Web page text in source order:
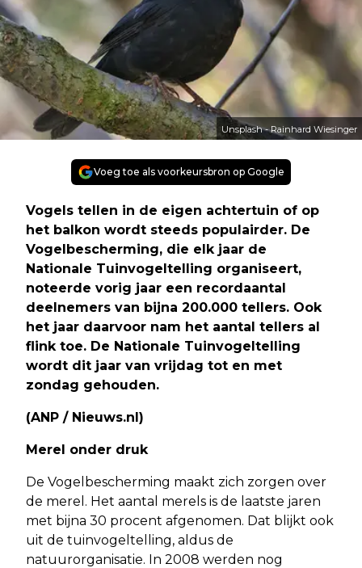
Unsplash - Rainhard Wiesinger
Voeg toe als voorkeursbron op Google
Vogels tellen in de eigen achtertuin of op
het balkon wordt steeds populairder. De
Vogelbescherming, die elk jaar de
Nationale Tuinvogeltelling organiseert,
noteerde vorig jaar een recordaantal
deelnemers van bijna 200.000 tellers. Ook
het jaar daarvoor nam het aantal tellers al
flink toe. De Nationale Tuinvogeltelling
wordt dit jaar van vrijdag tot en met
zondag gehouden.
(ANP / Nieuws.nl)
Merel onder druk
De Vogelbescherming maakt zich zorgen over
de merel. Het aantal merels is de laatste jaren
met bijna 30 procent afgenomen. Dat blijkt ook
uit de tuinvogeltelling, aldus de
natuurorganisatie. In 2008 werden nog